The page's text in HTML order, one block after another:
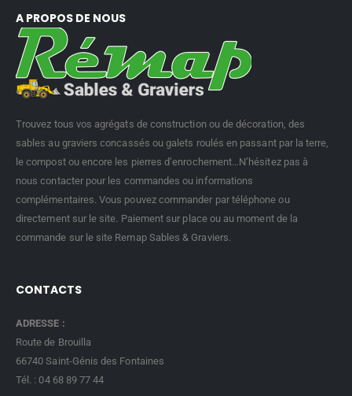
A PROPOS DE NOUS
Trouvez tous vos agrégats de construction ou de décoration, des
sables au graviers concassés ou galets roulés en passant par la terre,
le compost ou encore les pierres d’enrochement…N’hésitez pas à
nous contacter pour les commandes ou informations
complémentaires. Vous pouvez commander par téléphone ou
directement sur le site. Paiement sur place ou au moment de la
commande sur le site Remap Sables & Graviers.
CONTACTS
ADRESSE :
Route de Brouilla
66740 Saint-Génis des Fontaines
Tél. : 04 68 89 77 44